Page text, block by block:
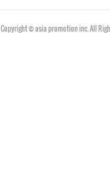
Copyright © asia promotion inc. All